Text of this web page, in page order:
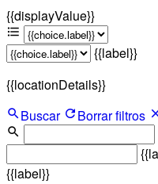
{{displayValue}}
{{label}}
{{locationDetails}}
Buscar
Borrar filtros
{{label}}